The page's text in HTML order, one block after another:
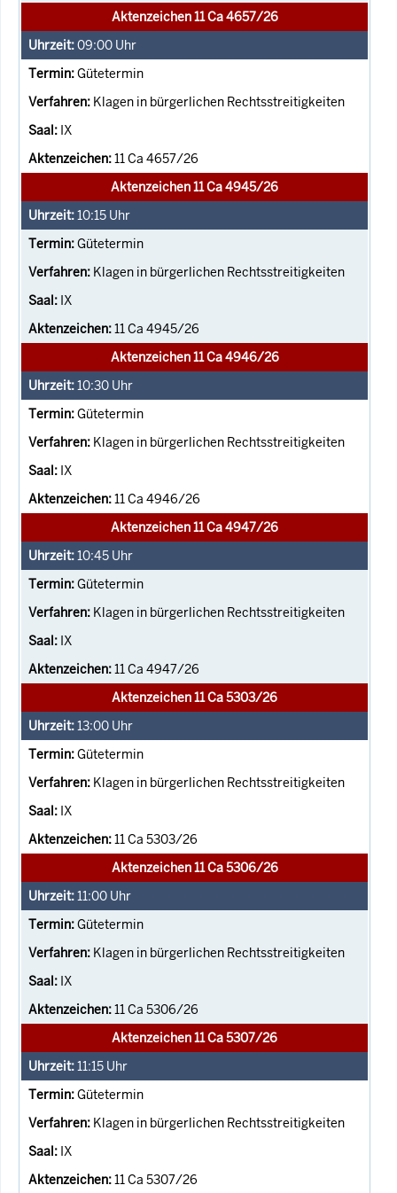
Aktenzeichen 11 Ca 4657/26
09:00 Uhr
Gütetermin
Klagen in bürgerlichen Rechtsstreitigkeiten
IX
11 Ca 4657/26
Aktenzeichen 11 Ca 4945/26
10:15 Uhr
Gütetermin
Klagen in bürgerlichen Rechtsstreitigkeiten
IX
11 Ca 4945/26
Aktenzeichen 11 Ca 4946/26
10:30 Uhr
Gütetermin
Klagen in bürgerlichen Rechtsstreitigkeiten
IX
11 Ca 4946/26
Aktenzeichen 11 Ca 4947/26
10:45 Uhr
Gütetermin
Klagen in bürgerlichen Rechtsstreitigkeiten
IX
11 Ca 4947/26
Aktenzeichen 11 Ca 5303/26
13:00 Uhr
Gütetermin
Klagen in bürgerlichen Rechtsstreitigkeiten
IX
11 Ca 5303/26
Aktenzeichen 11 Ca 5306/26
11:00 Uhr
Gütetermin
Klagen in bürgerlichen Rechtsstreitigkeiten
IX
11 Ca 5306/26
Aktenzeichen 11 Ca 5307/26
11:15 Uhr
Gütetermin
Klagen in bürgerlichen Rechtsstreitigkeiten
IX
11 Ca 5307/26